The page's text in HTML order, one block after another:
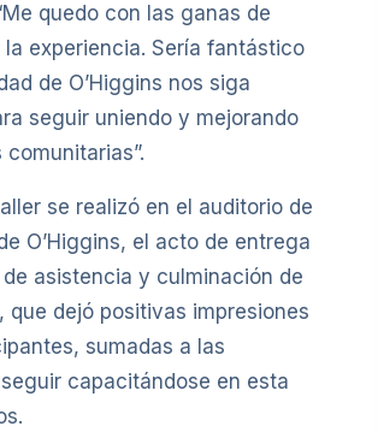
quedo con las ganas de
experiencia. Sería fantástico
de O’Higgins nos siga
seguir uniendo y mejorando
se realizó en el auditorio de
O’Higgins, el acto de entrega
asistencia y culminación de
que dejó positivas impresiones
sumadas a las
capacitándose en esta